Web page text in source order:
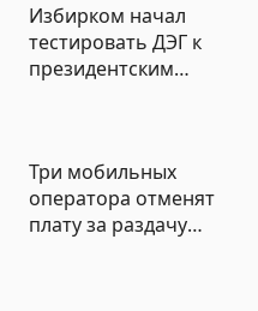
Избирком начал
тестировать ДЭГ к
президентским
Три мобильных
оператора отменят
плату за раздачу